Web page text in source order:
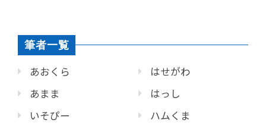
筆者一覧
あおくら
あまま
いそぴー
はせがわ
はっし
ハムくま